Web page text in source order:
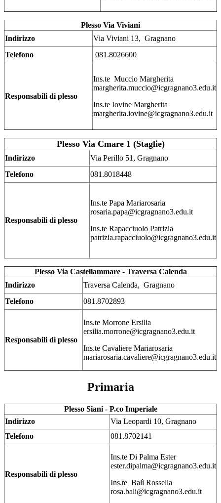
Plesso Via Viviani
Indirizzo
Via Viviani 13, Gragnano
Telefono
081.8026600
Responsabili di plesso
Ins.te Muccio Margherita
margherita.muccio@icgragnano3.edu.it
Ins.te Iovine Margherita
margherita.iovine@icgragnano3.edu.it
Plesso Via Cmare 1 (Staglie)
Indirizzo
Via Perillo 51, Gragnano
Telefono
081.8018448
Responsabili di plesso
Ins.te Papa Mariarosaria
rosaria.papa@icgragnano3.edu.it
Ins.te Rapacciuolo Patrizia
patrizia.rapacciuolo@icgragnano3.edu.it
Plesso Via Castellammare - Traversa Calenda
Indirizzo
Traversa Calenda, Gragnano
Telefono
081.8702893
Responsabili di plesso
Ins.te Morrone Ersilia
ersilia.morrone@icgragnano3.edu.it
Ins.te Cavaliere Mariarosaria
mariarosaria.cavaliere@icgragnano3.edu.it
Primaria
Plesso Siani - P.co Imperiale
Indirizzo
Via Leopardi 10, Gragnano
Telefono
081.8702141
Responsabili di plesso
Ins.te Di Palma Ester
ester.dipalma@icgragnano3.edu.it
Ins.te Balì Rossella
rosa.bali@icgragnano3.edu.it